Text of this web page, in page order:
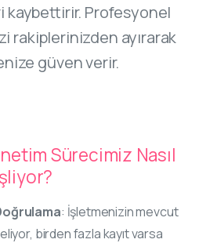
Profesyonel
rakiplerinizden ayırarak
güven verir.
Sürecimiz Nasıl
: İşletmenizin mevcut
birden fazla kayıt varsa